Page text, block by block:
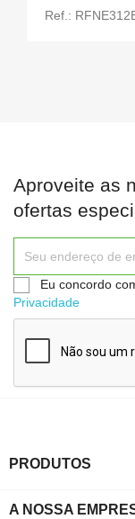
Ref.:
Aproveite as
ofertas
Eu concordo
Privacidade
PRODUTOS
A NOSSA